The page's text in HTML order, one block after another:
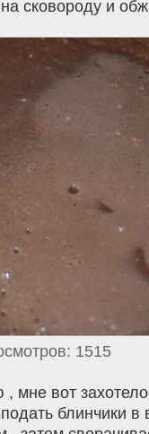
сковороду и
1515
мне вот
блинчики в